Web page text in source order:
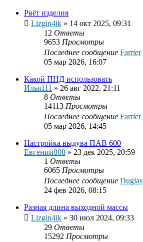
Рвёт изделия
Lizgin4ik » 14 окт 2025, 09:31
12 Ответы
9653 Просмотры
Последнее сообщение Farrier
05 мар 2026, 16:07
Какой ПНД использовать
Илья111 » 26 авг 2022, 21:11
8 Ответы
14113 Просмотры
Последнее сообщение Farrier
05 мар 2026, 14:45
Настройка выдува ПАВ 600
Евгений808 » 23 дек 2025, 20:59
1 Ответы
6065 Просмотры
Последнее сообщение Duglas
24 фев 2026, 08:15
Разная длина выходной массы
Lizgin4ik » 30 июл 2024, 09:33
29 Ответы
15292 Просмотры